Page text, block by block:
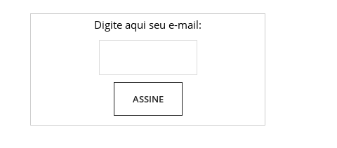
Digite aqui seu e-mail: